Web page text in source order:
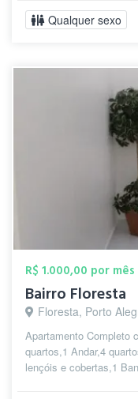
Qualquer sexo
R$ 1.000,00 por mês
Bairro Floresta
Floresta, Porto
Apartamento Completo
quartos,1 Andar,4
lençóis e cobertas,1